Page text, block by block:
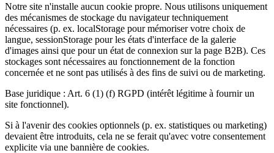
Notre site n'installe aucun cookie propre. Nous utilisons uniquement
des mécanismes de stockage du navigateur techniquement
nécessaires (p. ex. localStorage pour mémoriser votre choix de
langue, sessionStorage pour les états d'interface de la galerie
d'images ainsi que pour un état de connexion sur la page B2B). Ces
stockages sont nécessaires au fonctionnement de la fonction
concernée et ne sont pas utilisés à des fins de suivi ou de marketing.
Base juridique : Art. 6 (1) (f) RGPD (intérêt légitime à fournir un
site fonctionnel).
Si à l'avenir des cookies optionnels (p. ex. statistiques ou marketing)
devaient être introduits, cela ne se ferait qu'avec votre consentement
explicite via une bannière de cookies.